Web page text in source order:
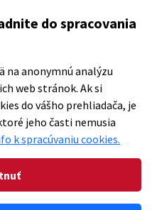
do spracovania
na anonymnú analýzu
web stránok. Ak si
do vášho prehliadača, je
jeho časti nemusia
k spracúvaniu cookies.